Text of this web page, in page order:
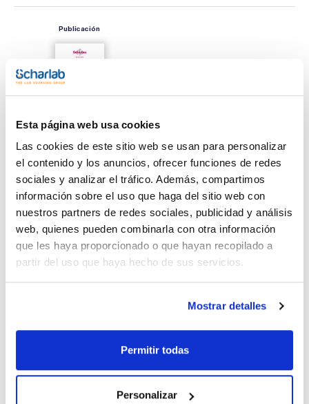
Esta página web usa cookies
Las cookies de este sitio web se usan para personalizar
el contenido y los anuncios, ofrecer funciones de redes
sociales y analizar el tráfico. Además, compartimos
información sobre el uso que haga del sitio web con
nuestros partners de redes sociales, publicidad y análisis
web, quienes pueden combinarla con otra información
que les haya proporcionado o que hayan recopilado a
partir del uso que haya hecho de sus servicios.
Mostrar detalles
Permitir todas
Personalizar
Publicación
Imprimir ficha de
producto
Características
Volumen (µl) : 0,5
Longitud aguja (mm) : 50
Gauge : 23
Diámetro externo (mm) : 0,63
Tipo punta : Cónica
Modelo : 0,5 BNR-5
Aguja y émbolo de recambio : 032-033010
Trazable respecto estándares internacionales.
La extensión del émbolo a la aguja asegura volumen muerto
Mejora la reproducibilidad.
Ver más
Regístrate para
descargas
COA
Regístrate para
SDS/ Hoja de seguridad